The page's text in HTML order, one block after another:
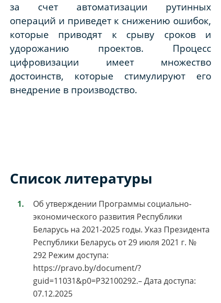
за счет автоматизации рутинных
операций и приведет к снижению ошибок,
которые приводят к срыву сроков и
удорожанию проектов. Процесс
цифровизации имеет множество
достоинств, которые стимулируют его
внедрение в производство.
Список литературы
Об утверждении Программы социально-
экономического развития Республики
Беларусь на 2021-2025 годы. Указ Президента
Республики Беларусь от 29 июля 2021 г. №
292 Режим доступа:
https://pravo.by/document/?
guid=11031&p0=P32100292.– Дата доступа:
07.12.2025